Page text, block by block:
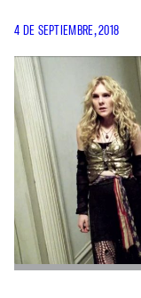
4 DE SEPTIEMBRE, 2018